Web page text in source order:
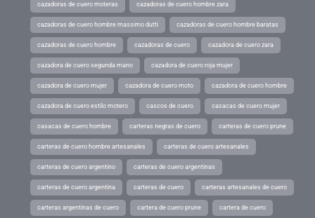
cazadoras de cuero moteras cazadoras de cuero hombre zara
cazadoras de cuero hombre massimo dutti cazadoras de cuero hombre baratas
cazadoras de cuero hombre cazadoras de cuero cazadora de cuero zara
cazadora de cuero segunda mano cazadora de cuero roja mujer
cazadora de cuero mujer cazadora de cuero moto cazadora de cuero hombre
cazadora de cuero estilo motero cascos de cuero casacas de cuero mujer
casacas de cuero hombre carteras negras de cuero carteras de cuero prune
carteras de cuero hombre artesanales carteras de cuero artesanales
carteras de cuero argentino carteras de cuero argentinas
carteras de cuero argentina carteras de cuero carteras artesanales de cuero
carteras argentinas de cuero cartera de cuero prune cartera de cuero